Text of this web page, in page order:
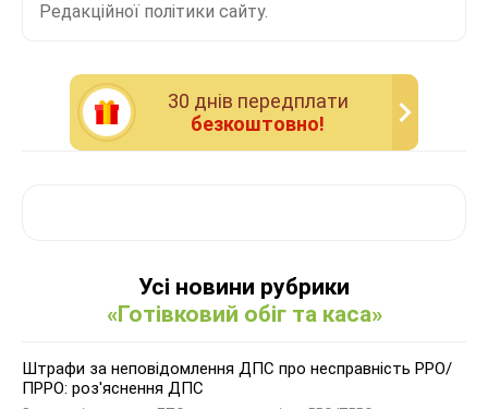
Редакційної політики сайту.
30 днiв передплати
безкоштовно!
Усі новини рубрики
«Готівковий обіг та каса»
Штрафи за неповідомлення ДПС про несправність РРО/
ПРРО: роз'яснення ДПС